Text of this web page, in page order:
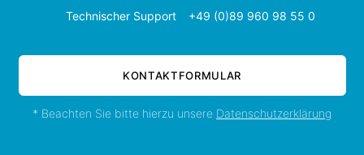
Technischer Support
+49 (0)89 960 98 55 0
KONTAKTFORMULAR
* Beachten Sie bitte hierzu unsere Datenschutzerklärung